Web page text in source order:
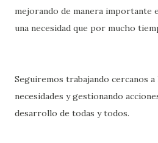
mejorando de manera importante
una necesidad que por mucho
Seguiremos trabajando cercanos a
necesidades y gestionando
desarrollo de todas y todos.